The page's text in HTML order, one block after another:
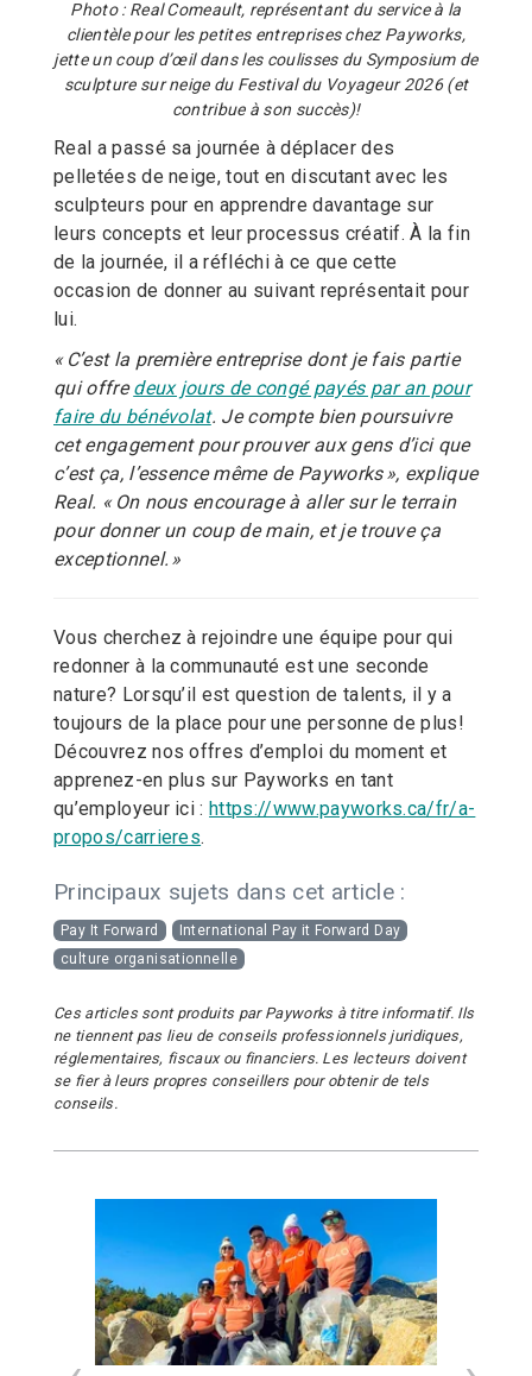
Photo : Real Comeault, représentant du service à la
clientèle pour les petites entreprises chez Payworks,
jette un coup d’œil dans les coulisses du Symposium de
sculpture sur neige du Festival du Voyageur 2026 (et
contribue à son succès)!
Real a passé sa journée à déplacer des
pelletées de neige, tout en discutant avec les
sculpteurs pour en apprendre davantage sur
leurs concepts et leur processus créatif. À la fin
de la journée, il a réfléchi à ce que cette
occasion de donner au suivant représentait pour
lui.
« C’est la première entreprise dont je fais partie
qui offredeux jours de congé payés par an pour
faire du bénévolat. Je compte bien poursuivre
cet engagement pour prouver aux gens d’ici que
c’est ça, l’essence même de Payworks », explique
Real. « On nous encourage à aller sur le terrain
pour donner un coup de main, et je trouve ça
exceptionnel. »
Vous cherchez à rejoindre une équipe pour qui
redonner à la communauté est une seconde
nature? Lorsqu’il est question de talents, il y a
toujours de la place pour une personne de plus!
Découvrez nos offres d’emploi du moment et
apprenez-en plus sur Payworks en tant
qu’employeur ici :https://www.payworks.ca/fr/a-
propos/carrieres.
Principaux sujets dans cet article :
Pay It Forward
International Pay it Forward Day
culture organisationnelle
Ces articles sont produits par Payworks à titre informatif. Ils
ne tiennent pas lieu de conseils professionnels juridiques,
réglementaires, fiscaux ou financiers. Les lecteurs doivent
se fier à leurs propres conseillers pour obtenir de tels
conseils.